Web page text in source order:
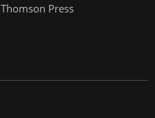
Thomson Press